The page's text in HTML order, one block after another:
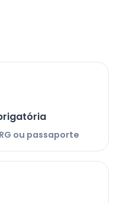
ou passaporte